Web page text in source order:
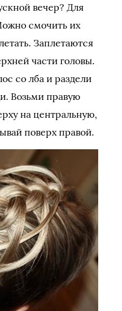
вечер? Для
смочить их
Заплетаются
части головы.
со лба и раздели
Возьми правую
на центральную,
поверх правой.